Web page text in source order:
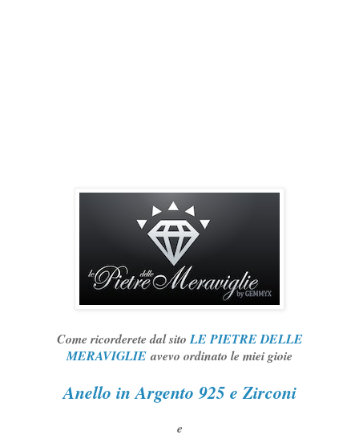
Come ricorderete dal sitoLE PIETRE DELLE
MERAVIGLIEavevo ordinato le miei gioie
Anello in Argento 925 e Zirconi
e